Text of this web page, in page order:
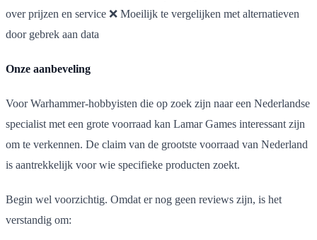
over prijzen en service ❌ Moeilijk te vergelijken met alternatieven
door gebrek aan data
Onze aanbeveling
Voor Warhammer-hobbyisten die op zoek zijn naar een Nederlandse
specialist met een grote voorraad kan Lamar Games interessant zijn
om te verkennen. De claim van de grootste voorraad van Nederland
is aantrekkelijk voor wie specifieke producten zoekt.
Begin wel voorzichtig. Omdat er nog geen reviews zijn, is het
verstandig om: